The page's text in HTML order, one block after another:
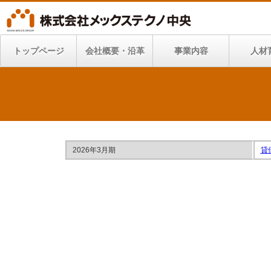
トップページ 会社概要・沿革 事業内容 人材
2026年3月期 貸